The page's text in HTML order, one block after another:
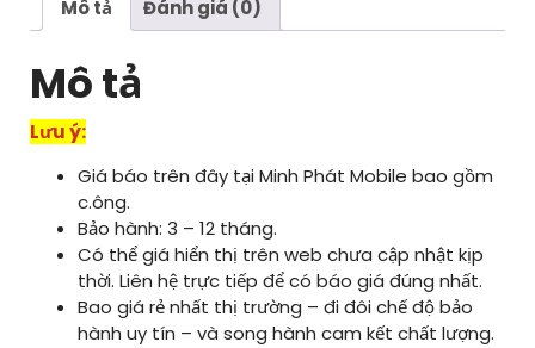
lượngMô tả Đánh giá (0)
Mô tả
Lưu ý:
Giá báo trên đây tại Minh Phát Mobile bao gồm
c.ông.
Bảo hành: 3 – 12 tháng.
Có thể giá hiển thị trên web chưa cập nhật kịp
thời. Liên hệ trực tiếp để có báo giá đúng nhất.
Bao giá rẻ nhất thị trường – đi đôi chế độ bảo
hành uy tín – và song hành cam kết chất lượng.